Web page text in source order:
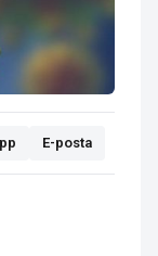
E-posta